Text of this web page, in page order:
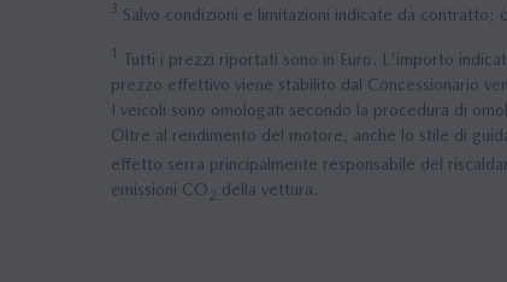
3 Salvo condizioni e limitazioni indicate da
1 Tutti i prezzi riportati sono in Euro. L'importo
prezzo effettivo viene stabilito dal Concessionario
I veicoli sono omologati secondo la procedura di
Oltre al rendimento del motore, anche lo stile di
effetto serra principalmente responsabile del
emissioni CO 2 della vettura.